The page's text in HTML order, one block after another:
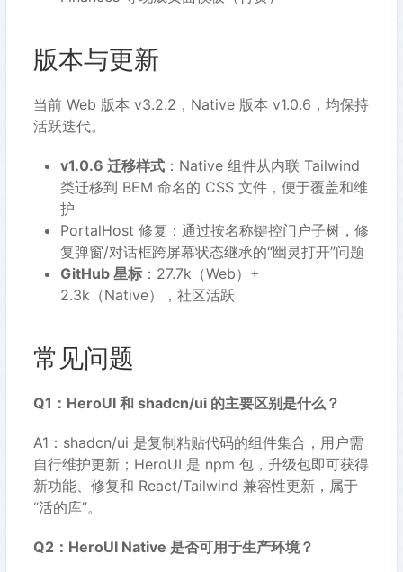
版本与更新
当前 Web 版本 v3.2.2，Native 版本 v1.0.6，均保持
活跃迭代。
v1.0.6 迁移样式 ：Native 组件从内联 Tailwind
类迁移到 BEM 命名的 CSS 文件，便于覆盖和维
护
PortalHost 修复：通过按名称键控门户子树，修
复弹窗/对话框跨屏幕状态继承的“幽灵打开”问题
GitHub 星标 ：27.7k（Web）+
2.3k（Native），社区活跃
常见问题
Q1：HeroUI 和 shadcn/ui 的主要区别是什么？
A1：shadcn/ui 是复制粘贴代码的组件集合，用户需
自行维护更新；HeroUI 是 npm 包，升级包即可获得
新功能、修复和 React/Tailwind 兼容性更新，属于
“活的库”。
Q2：HeroUI Native 是否可用于生产环境？